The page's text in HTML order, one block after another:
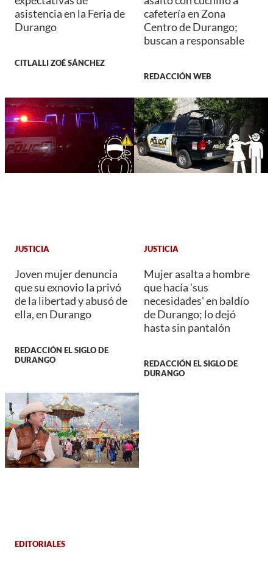
asistencia en la Feria de
Durango
CITLALLI ZOÉ SÁNCHEZ
cafetería en Zona
Centro de Durango;
buscan a responsable
REDACCIÓN WEB
JUSTICIA
Joven mujer denuncia
que su exnovio la privó
de la libertad y abusó de
ella, en Durango
REDACCIÓN EL SIGLO DE
DURANGO
JUSTICIA
Mujer asalta a hombre
que hacía 'sus
necesidades' en baldío
de Durango; lo dejó
hasta sin pantalón
REDACCIÓN EL SIGLO DE
DURANGO
EDITORIALES